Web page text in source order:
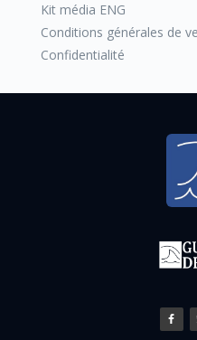
Kit média ENG
Conditions générales de
Confidentialité